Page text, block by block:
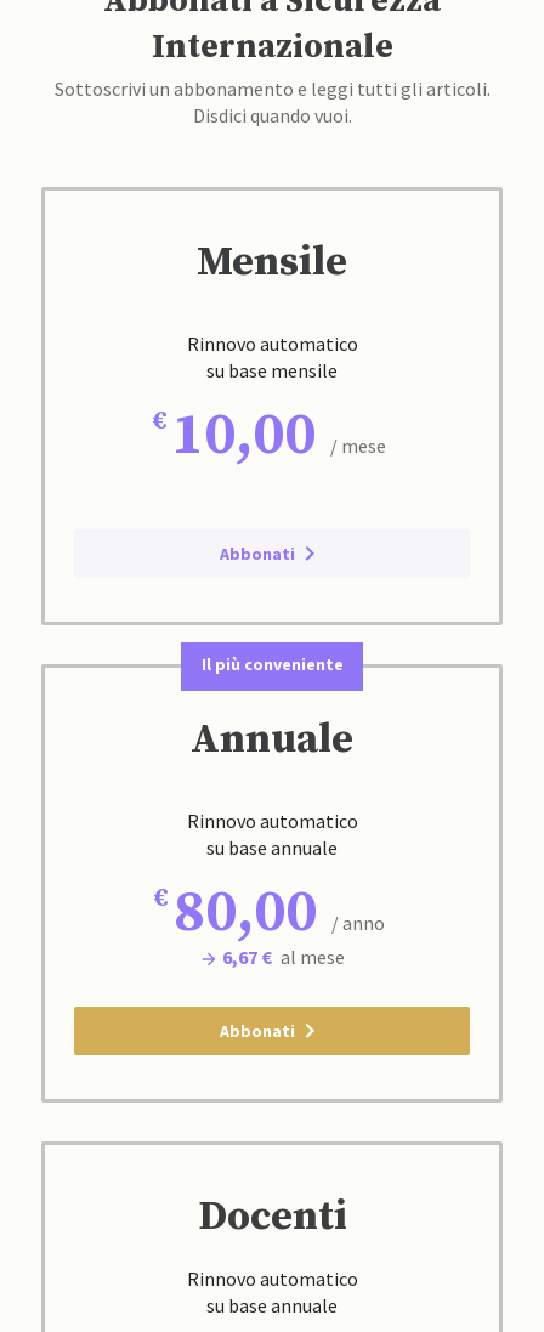
Internazionale
Sottoscrivi un abbonamento e leggi tutti gli articoli.
Disdici quando vuoi.
Mensile
Rinnovo automatico
su base mensile
10,00 / mese
Abbonati
Il più conveniente
Annuale
Rinnovo automatico
su base annuale
80,00
/ anno
6,67 € al mese
Abbonati
Docenti
Rinnovo automatico
su base annuale